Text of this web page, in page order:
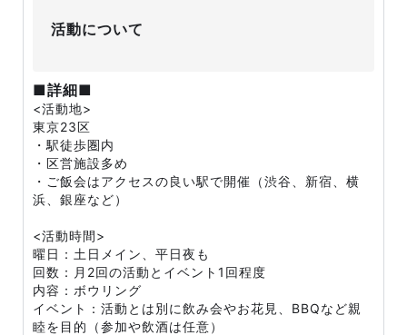
活動について
■詳細■
<活動地>
東京23区
・駅徒歩圏内
・区営施設多め
・ご飯会はアクセスの良い駅で開催（渋谷、新宿、横
浜、銀座など）
<活動時間>
曜日：土日メイン、平日夜も
回数：月2回の活動とイベント1回程度
内容：ボウリング
イベント：活動とは別に飲み会やお花見、BBQなど親
睦を目的（参加や飲酒は任意）